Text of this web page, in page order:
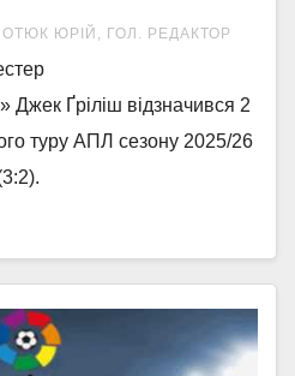
у складі
ЮРІЙ, ГОЛ. РЕДАКТОР
Джек Ґріліш відзначився 2
туру АПЛ сезону 2025/26